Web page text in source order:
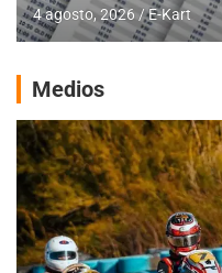
4 agosto, 2026 E-Kart
Medios